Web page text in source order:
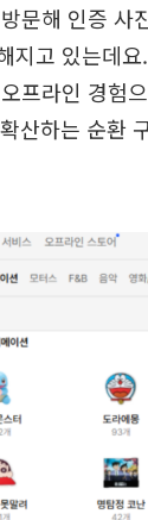
문해 인증 사
지고 있는데
프라인 경험
산하는 순환